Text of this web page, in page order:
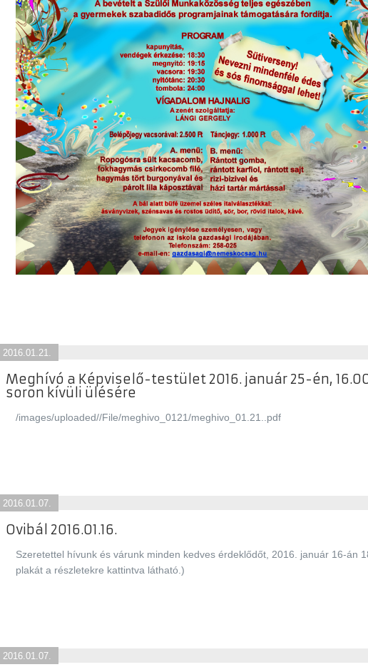
2016.01.21.
Meghívó a Képviselő-testület 2016. január 25-én,
soron kívüli ülésére
/images/uploaded//File/meghivo_0121/meghivo_01.21..pdf
2016.01.07.
Ovibál 2016.01.16.
Szeretettel hívunk és várunk minden kedves érdeklődőt, 2016. január 16-án
plakát a részletekre kattintva látható.)
2016.01.07.